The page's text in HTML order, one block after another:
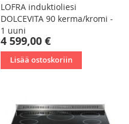
LOFRA induktioliesi
DOLCEVITA 90 kerma/kromi -
1 uuni
4 599,00 €
Lisää ostoskoriin